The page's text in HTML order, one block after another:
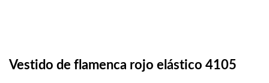
Vestido de flamenca rojo elástico 4105